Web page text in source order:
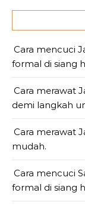
Cara mencuci
formal di siang
Cara merawat
demi langkah
Cara merawat
mudah.
Cara mencuci
formal di siang